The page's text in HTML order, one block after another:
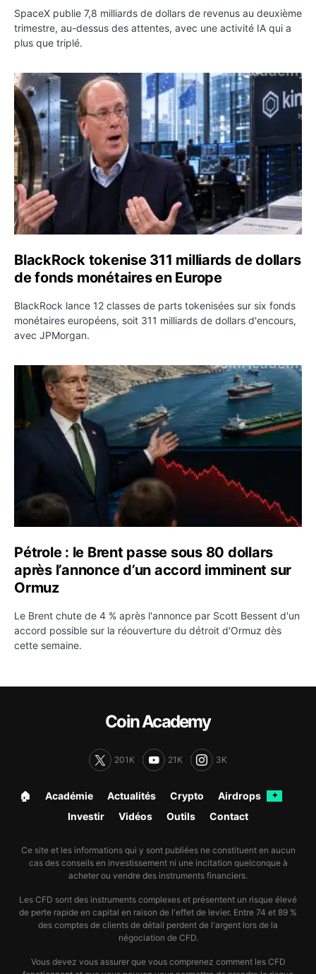
SpaceX publie 7,8 milliards de dollars de revenus au deuxième
trimestre, au-dessus des attentes, avec une activité IA qui a
plus que triplé.
BlackRock tokenise 311 milliards de dollars de fonds
BlackRock tokenise 311 milliards de dollars
de fonds monétaires en Europe
BlackRock lance 12 classes de parts tokenisées sur six fonds
monétaires européens, soit 311 milliards de dollars d'encours,
avec JPMorgan.
Pétrole : le Brent passe sous 80 dollars après
Pétrole : le Brent passe sous 80 dollars
après l’annonce d’un accord imminent sur
Ormuz
Le Brent chute de 4 % après l'annonce par Scott Bessent d'un
accord possible sur la réouverture du détroit d'Ormuz dès
cette semaine.
Coin Academy
201K 21K 3K
🏠︎ Académie Actualités Crypto Airdrops ✦
Investir Vidéos Outils Contact
Ce site et les informations qui y sont publiées ne constituent en aucun
cas des conseils en investissement ni une incitation quelconque à
acheter ou vendre des instruments financiers.
Les CFD sont des instruments complexes et présentent un risque élevé
de perte rapide en capital en raison de l'effet de levier. Entre 74 et 89 %
des comptes de clients de détail perdent de l'argent lors de la
négociation de CFD.
Vous devez vous assurer que vous comprenez comment les CFD